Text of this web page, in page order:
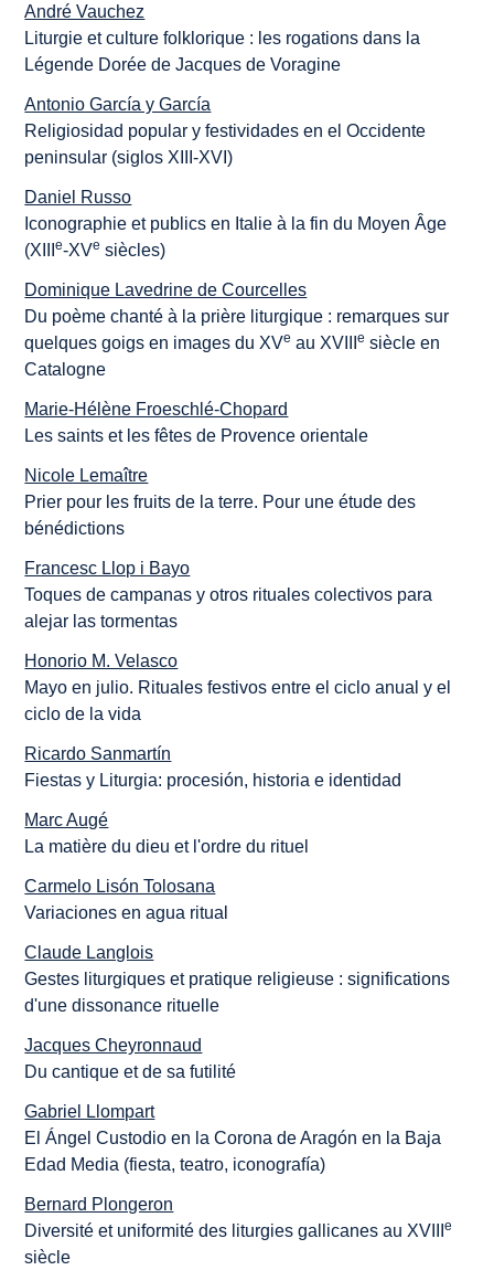
André Vauchez
Liturgie et culture folklorique : les rogations dans la
Légende Dorée de Jacques de Voragine
Antonio García y García
Religiosidad popular y festividades en el Occidente
peninsular (siglos XIII-XVI)
Daniel Russo
Iconographie et publics en Italie à la fin du Moyen Âge
(XIIIe-XVe siècles)
Dominique Lavedrine de Courcelles
Du poème chanté à la prière liturgique : remarques sur
quelques goigs en images du XVe au XVIIIe siècle en
Catalogne
Marie-Hélène Froeschlé-Chopard
Les saints et les fêtes de Provence orientale
Nicole Lemaître
Prier pour les fruits de la terre. Pour une étude des
bénédictions
Francesc Llop i Bayo
Toques de campanas y otros rituales colectivos para
alejar las tormentas
Honorio M. Velasco
Mayo en julio. Rituales festivos entre el ciclo anual y el
ciclo de la vida
Ricardo Sanmartín
Fiestas y Liturgia: procesión, historia e identidad
Marc Augé
La matière du dieu et l'ordre du rituel
Carmelo Lisón Tolosana
Variaciones en agua ritual
Claude Langlois
Gestes liturgiques et pratique religieuse : significations
d'une dissonance rituelle
Jacques Cheyronnaud
Du cantique et de sa futilité
Gabriel Llompart
El Ángel Custodio en la Corona de Aragón en la Baja
Edad Media (fiesta, teatro, iconografía)
Bernard Plongeron
Diversité et uniformité des liturgies gallicanes au XVIIIe
siècle